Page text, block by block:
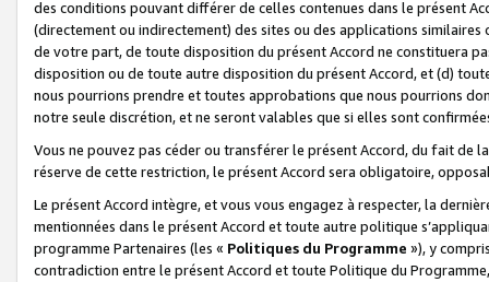
des conditions pouvant différer de celles contenues dans le présent
(directement ou indirectement) des sites ou des applications
de votre part, de toute disposition du présent Accord ne constituera
disposition ou de toute autre disposition du présent Accord, et (d)
nous pourrions prendre et toutes approbations que nous pourrions
notre seule discrétion, et ne seront valables que si elles sont
Vous ne pouvez pas céder ou transférer le présent Accord, du fait de
réserve de cette restriction, le présent Accord sera obligatoire,
Le présent Accord intègre, et vous vous engagez à respecter, la
mentionnées dans le présent Accord et toute autre politique
programme Partenaires (les « Politiques du Programme »), y
contradiction entre le présent Accord et toute Politique du